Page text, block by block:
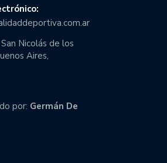
San Nicolás de los
Aires,
por: Germán De